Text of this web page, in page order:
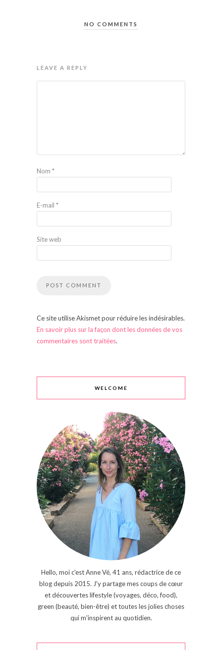
NO COMMENTS
LEAVE A REPLY
Nom *
E-mail *
Site web
Ce site utilise Akismet pour réduire les indésirables.
En savoir plus sur la façon dont les données de vos
commentaires sont traitées.
WELCOME
Hello, moi c'est Anne Vé, 41 ans, rédactrice de ce
blog depuis 2015. J'y partage mes coups de cœur
et découvertes lifestyle (voyages, déco, food),
green (beauté, bien-être) et toutes les jolies choses
qui m'inspirent au quotidien.